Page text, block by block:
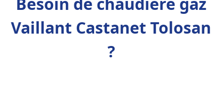
Vaillant Castanet Tolosan
?